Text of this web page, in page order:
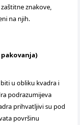
znakove,
na njih.
u obliku kvadra i
podrazumijeva
prihvatljivi su pod
površinu